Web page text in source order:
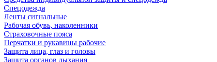
Спецодежда
Ленты сигнальные
Рабочая обувь, наколенники
Страховочные пояса
Перчатки и рукавицы рабочие
Защита лица, глаз и головы
Защита органов дыхания